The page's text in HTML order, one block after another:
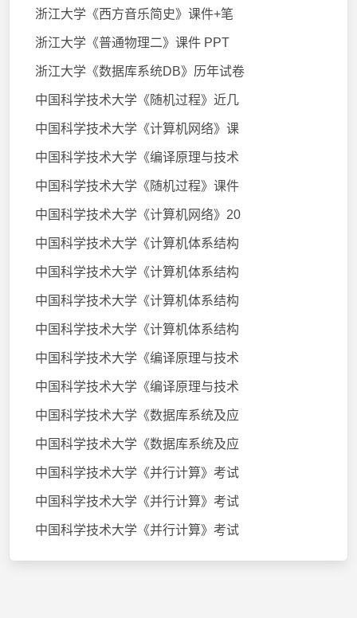
浙江大学《西方音乐简史》课件+笔
浙江大学《普通物理二》课件 PPT
浙江大学《数据库系统DB》历年试卷
中国科学技术大学《随机过程》近几
中国科学技术大学《计算机网络》课
中国科学技术大学《编译原理与技术
中国科学技术大学《随机过程》课件
中国科学技术大学《计算机网络》20
中国科学技术大学《计算机体系结构
中国科学技术大学《计算机体系结构
中国科学技术大学《计算机体系结构
中国科学技术大学《计算机体系结构
中国科学技术大学《编译原理与技术
中国科学技术大学《编译原理与技术
中国科学技术大学《数据库系统及应
中国科学技术大学《数据库系统及应
中国科学技术大学《并行计算》考试
中国科学技术大学《并行计算》考试
中国科学技术大学《并行计算》考试